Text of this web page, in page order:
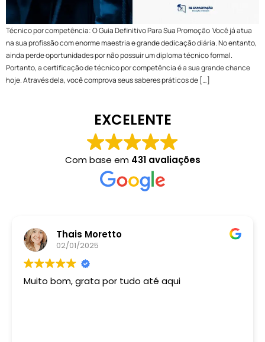
Técnico por competência: O Guia Definitivo Para Sua Promoção Você já atua
na sua profissão com enorme maestria e grande dedicação diária. No entanto,
ainda perde oportunidades por não possuir um diploma técnico formal.
Portanto, a certificação de técnico por competência é a sua grande chance
hoje. Através dela, você comprova seus saberes práticos de […]
EXCELENTE
Com base em 431 avaliações
Thais Moretto
02/01/2025
Muito bom, grata por tudo até aqui